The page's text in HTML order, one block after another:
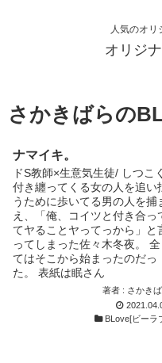
人気のオリ
オリジ
さかきばらの
ナマイキ。
ドS教師×生意気生徒/ しつこく
付き纏ってくる女の人を追い
うために歩いてる男の人を捕
え、「俺、コイツと付き合っ
てヤることヤってっから」と
ってしまった佐々木冬夜。 全
てはそこから始まったのだっ
た。 表紙は眠さん
(@huzyosi_1110)が描いてく
さった岬圭一先生と佐々木冬
です。 こんにちは！さかきば
著者 : さかき
BLove[ビーラ